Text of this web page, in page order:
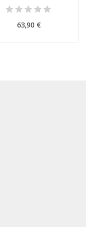
63,90 €